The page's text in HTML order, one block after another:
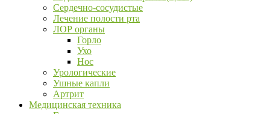
Сердечно-сосудистые
Лечение полости рта
ЛОР органы
Горло
Ухо
Нос
Урологические
Ушные капли
Артрит
Медицинская техника